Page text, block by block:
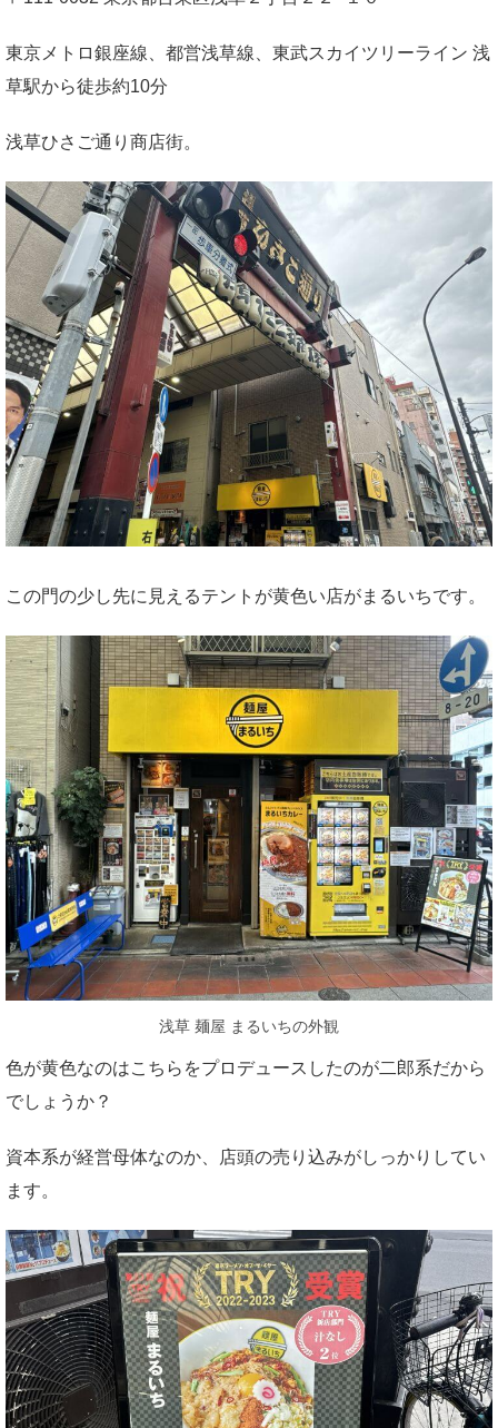
東京メトロ銀座線、都営浅草線、東武スカイツリーライン 浅
草駅から徒歩約10分
浅草ひさご通り商店街。
この門の少し先に見えるテントが黄色い店がまるいちです。
浅草 麺屋 まるいちの外観
色が黄色なのはこちらをプロデュースしたのが二郎系だから
でしょうか？
資本系が経営母体なのか、店頭の売り込みがしっかりしてい
ます。